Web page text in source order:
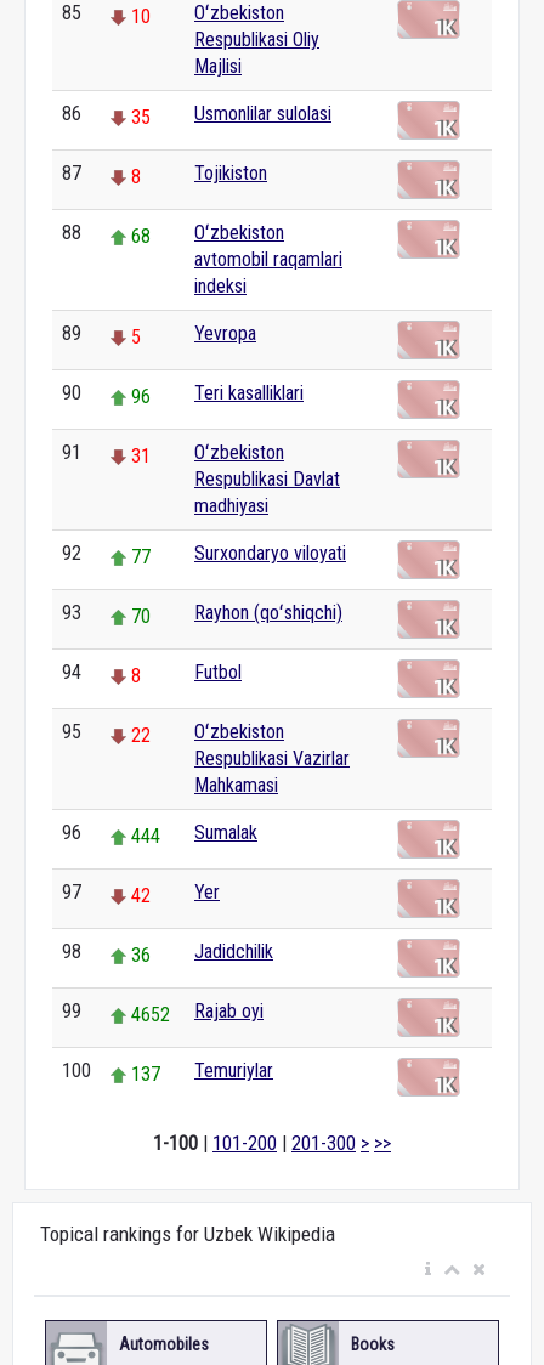
85 10
Oʻzbekiston
Respublikasi Oliy
Majlisi
86 35 Usmonlilar sulolasi
87 8 Tojikiston
88 68
Oʻzbekiston
avtomobil raqamlari
indeksi
89 5 Yevropa
90 96 Teri kasalliklari
91 31
Oʻzbekiston
Respublikasi Davlat
madhiyasi
92 77 Surxondaryo viloyati
93 70 Rayhon (qoʻshiqchi)
94 8 Futbol
95 22
Oʻzbekiston
Respublikasi Vazirlar
Mahkamasi
96 444 Sumalak
97 42 Yer
98 36 Jadidchilik
99 4652 Rajab oyi
100 137 Temuriylar
1-100 | 101-200 | 201-300 > >>
Topical rankings for Uzbek Wikipedia
Automobiles Books